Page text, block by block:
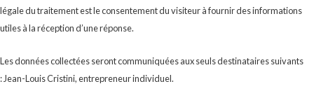
légale du traitement est le consentement du visiteur à fournir des informations
utiles à la réception d’une réponse.
Les données collectées seront communiquées aux seuls destinataires suivants
: Jean-Louis Cristini, entrepreneur individuel.